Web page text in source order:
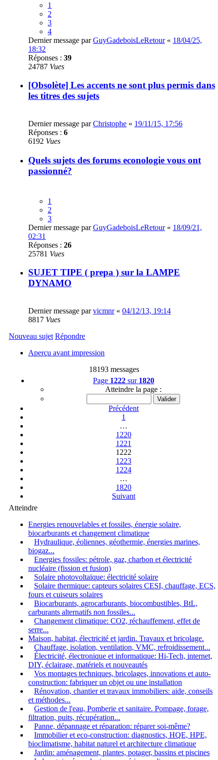
1
2
3
4
Dernier message parGuyGadeboisLeRetour« 18/04/25,
18:32
Réponses : 39
24787 Vues
[Obsolète] Les accents ne sont plus permis dans
les titres des sujets
Dernier message parChristophe « 19/11/15, 17:56
Réponses : 6
6192 Vues
Quels sujets des forums econologie vous ont
passionné?
1
2
3
Dernier message parGuyGadeboisLeRetour« 18/09/21,
02:31
Réponses : 26
25781 Vues
SUJET TIPE ( prepa ) sur la LAMPE
DYNAMO
Dernier message parvicmnr« 04/12/13, 19:14
8817 Vues
Nouveau sujet Répondre
Aperçu avant impression
18193 messages
Page 1222 sur 1820
Atteindre la page :
Précédent
1
…
1220
1221
1222
1223
1224
…
1820
Suivant
Atteindre
Energies renouvelables et fossiles, énergie solaire,
biocarburants et changement climatique
Hydraulique, éoliennes, géothermie, énergies marines,
biogaz...
Energies fossiles: pétrole, gaz, charbon et électricité
nucléaire (fission et fusion)
Solaire photovoltaïque: électricité solaire
Solaire thermique: capteurs solaires CESI, chauffage, ECS,
fours et cuiseurs solaires
Biocarburants, agrocarburants, biocombustibles, BtL,
carburants alternatifs non fossiles...
Changement climatique: CO2, réchauffement, effet de
serre...
Maison, habitat, électricité et jardin. Travaux et bricolage.
Chauffage, isolation, ventilation, VMC, refroidissement...
Électricité, électronique et informatique: Hi-Tech, internet,
DIY, éclairage, matériels et nouveautés
Vos montages techniques, bricolages, innovations et auto-
construction: fabriquer un objet ou une installation
Rénovation, chantier et travaux immobiliers: aide, conseils
et méthodes...
Gestion de l'eau, Pomberie et sanitaire. Pompage, forage,
filtration, puits, récupération...
Panne, dépannage et réparation: réparer soi-même?
Immobilier et eco-construction: diagnostics, HQE, HPE,
bioclimatisme, habitat naturel et architecture climatique
Jardin: aménagement, plantes, potager, bassins et piscines